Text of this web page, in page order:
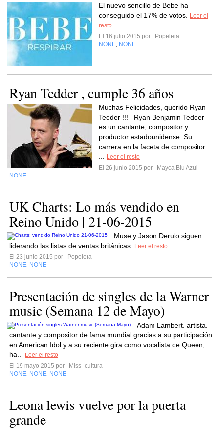
El nuevo sencillo de Bebe ha
conseguido el 17% de votos.
Leer el
resto
El 16 julio 2015 por
Popelera
NONE NONE
Ryan Tedder , cumple 36 años
Muchas Felicidades, querido Ryan
Tedder !!! . Ryan Benjamin Tedder
es un cantante, compositor y
productor estadounidense. Su
carrera en la faceta de compositor
Leer el resto
El 26 junio 2015 por
Mayca Blu Azul
NONE
UK Charts: Lo más vendido en
Reino Unido | 21-06-2015
Muse y Jason Derulo siguen
liderando las listas de ventas británicas.
Leer el resto
El 23 junio 2015 por
Popelera
NONE NONE
Presentación de singles de la Warner
music (Semana 12 de Mayo)
Adam Lambert, artista,
cantante y compositor de fama mundial gracias a su participación
en American Idol y a su reciente gira como vocalista de Queen,
ha...
Leer el resto
El 19 mayo 2015 por
Miss_cultura
NONE NONE NONE
Leona lewis vuelve por la puerta
grande